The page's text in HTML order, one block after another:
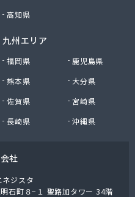
・ガス部
高知県
九州エリア
福岡県
鹿児島県
熊本県
大分県
佐賀県
宮崎県
長崎県
沖縄県
社
ネジスタ
石町８−１ 聖路加タワー 34階